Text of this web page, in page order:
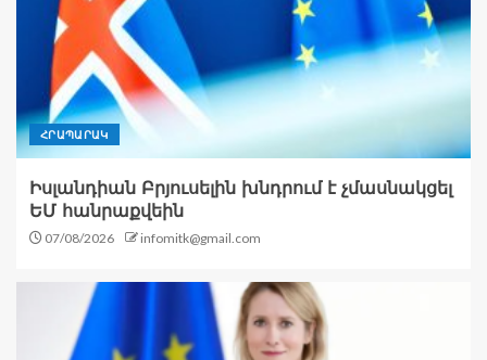
ՀՐԱՊԱՐԱԿ
Իսլանդիան Բրյուսելին խնդրում է չմասնակցել
ԵՄ հանրաքվեին
07/08/2026 infomitk@gmail.com